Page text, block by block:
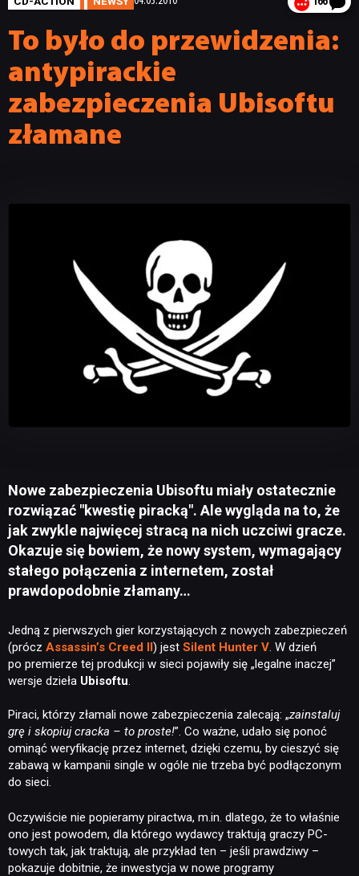
To było do przewidzenia:
antypirackie
zabezpieczenia Ubisoftu
złamane
Nowe zabezpieczenia Ubisoftu miały ostatecznie
rozwiązać "kwestię piracką". Ale wygląda na to, że
jak zwykle najwięcej stracą na nich uczciwi gracze.
Okazuje się bowiem, że nowy system, wymagający
stałego połączenia z internetem, został
prawdopodobnie złamany…
Jedną z pierwszych gier korzystających z nowych zabezpieczeń
(prócz Assassin’s Creed II) jest Silent Hunter V. W dzień
po premierze tej produkcji w sieci pojawiły się „legalne inaczej”
wersje dzieła Ubisoftu.
Piraci, którzy złamali nowe zabezpieczenia zalecają: „zainstaluj
grę i skopiuj cracka – to proste!”. Co ważne, udało się ponoć
ominąć weryfikację przez internet, dzięki czemu, by cieszyć się
zabawą w kampanii single w ogóle nie trzeba być podłączonym
do sieci.
Oczywiście nie popieramy piractwa, m.in. dlatego, że to właśnie
ono jest powodem, dla którego wydawcy traktują graczy PC-
towych tak, jak traktują, ale przykład ten – jeśli prawdziwy –
pokazuje dobitnie, że inwestycja w nowe programy